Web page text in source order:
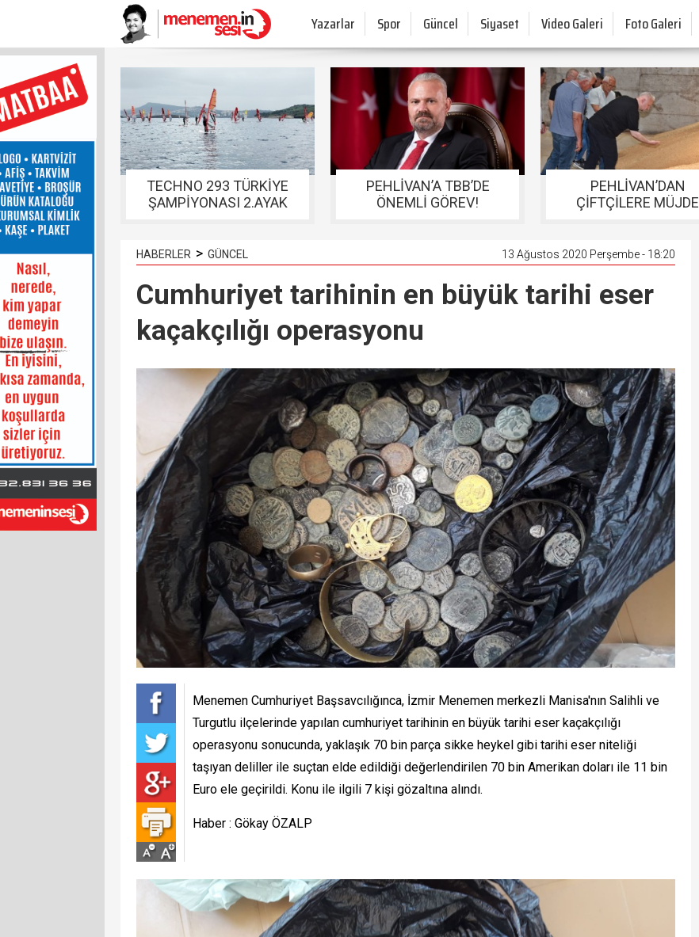
Yazarlar Spor Güncel Siyaset Video Galeri Foto Galeri
TECHNO 293 TÜRKİYE
ŞAMPİYONASI 2.AYAK
PEHLİVAN’A TBB’DE
ÖNEMLİ GÖREV!
PEHLİVAN’DAN
ÇİFTÇİLERE MÜJDE
HABERLER > GÜNCEL 13 Ağustos 2020 Perşembe - 18:20
Cumhuriyet tarihinin en büyük tarihi eser
kaçakçılığı operasyonu
Menemen Cumhuriyet Başsavcılığınca, İzmir Menemen merkezli Manisa'nın Salihli ve
Turgutlu ilçelerinde yapılan cumhuriyet tarihinin en büyük tarihi eser kaçakçılığı
operasyonu sonucunda, yaklaşık 70 bin parça sikke heykel gibi tarihi eser niteliği
taşıyan deliller ile suçtan elde edildiği değerlendirilen 70 bin Amerikan doları ile 11 bin
Euro ele geçirildi. Konu ile ilgili 7 kişi gözaltına alındı.
Haber : Gökay ÖZALP